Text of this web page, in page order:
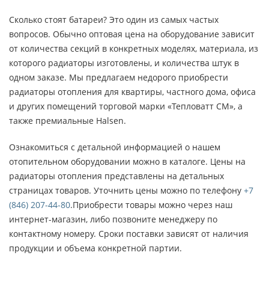
Сколько стоят батареи? Это один из самых частых
вопросов. Обычно оптовая цена на оборудование зависит
от количества секций в конкретных моделях, материала, из
которого радиаторы изготовлены, и количества штук в
одном заказе. Мы предлагаем недорого приобрести
радиаторы отопления для квартиры, частного дома, офиса
и других помещений торговой марки «Тепловатт СМ», а
также премиальные Halsen.
Ознакомиться с детальной информацией о нашем
отопительном оборудовании можно в каталоге. Цены на
радиаторы отопления представлены на детальных
страницах товаров. Уточнить цены можно по телефону +7
(846) 207-44-80.Приобрести товары можно через наш
интернет-магазин, либо позвоните менеджеру по
контактному номеру. Сроки поставки зависят от наличия
продукции и объема конкретной партии.